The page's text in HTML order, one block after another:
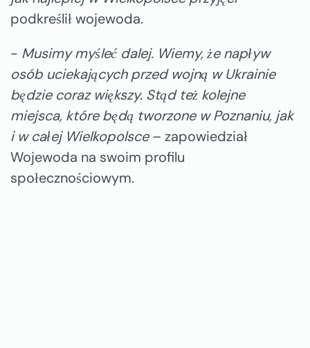
podkreślił wojewoda.
- Musimy myśleć dalej. Wiemy, że napływ
osób uciekających przed wojną w Ukrainie
będzie coraz większy. Stąd też kolejne
miejsca, które będą tworzone w Poznaniu, jak
i w całej Wielkopolsce– zapowiedział
Wojewoda na swoim profilu
społecznościowym.